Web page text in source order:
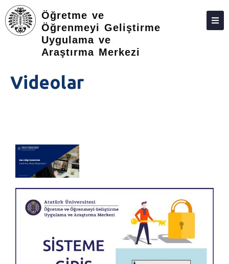
Öğretme ve
Öğrenmeyi Geliştirme
Uygulama ve
Araştırma Merkezi
ANASAYFA
Videolar